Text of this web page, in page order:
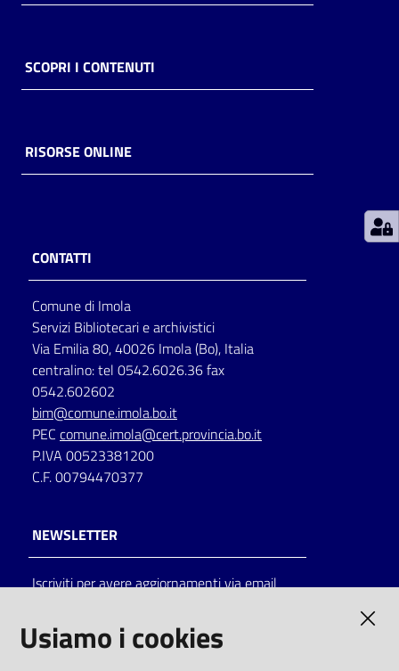
Casa
Piani
storico
per
lettura
Seguici
su
Catalogo
on line
SCOPRI I CONTENUTI
RISORSE ONLINE
CONTATTI
Comune di Imola
Servizi Bibliotecari e archivistici
Via Emilia 80, 40026 Imola (Bo), Italia
centralino: tel 0542.6026.36 fax
0542.602602
bim@comune.imola.bo.it
PEC comune.imola@cert.provincia.bo.it
P.IVA 00523381200
C.F. 00794470377
NEWSLETTER
Iscriviti per avere aggiornamenti via email
Usiamo i cookies